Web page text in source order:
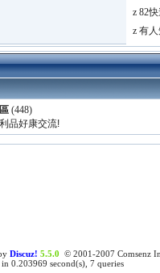
z 82
z 有人
(448)
品好康交流!
Discuz! 5.5.0 © 2001-2007 Comsenz
in 0.203969 second(s), 7 queries